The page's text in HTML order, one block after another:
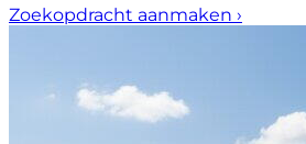
Zoekopdracht aanmaken ›